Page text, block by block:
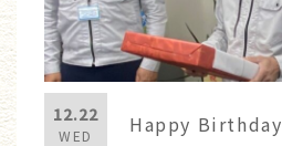
12.22
WED Happy Birthday